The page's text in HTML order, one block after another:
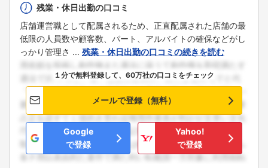
フォローしました
こちらの企業もフォローしませんか？
残業・休日出勤の口コミ
店舗運営職として配属されるため、正直配属された店舗の最
低限の人員数や顧客数、パート、アルバイトの確保などがし
っかり管理さ ... 残業・休日出勤の口コミの続きを読む
１分で無料登録して、60万社の口コミをチェック
メールで登録（無料）
Google
で登録
Yahoo!
で登録